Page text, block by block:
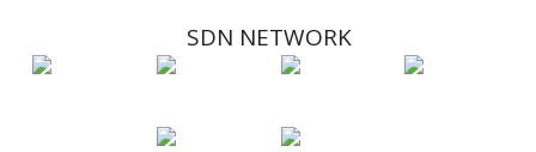
SDN NETWORK